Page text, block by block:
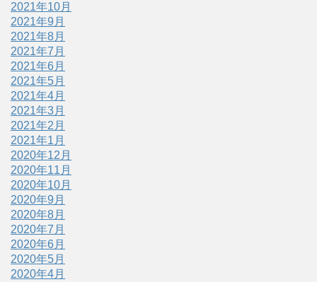
2021年10月
2021年9月
2021年8月
2021年7月
2021年6月
2021年5月
2021年4月
2021年3月
2021年2月
2021年1月
2020年12月
2020年11月
2020年10月
2020年9月
2020年8月
2020年7月
2020年6月
2020年5月
2020年4月